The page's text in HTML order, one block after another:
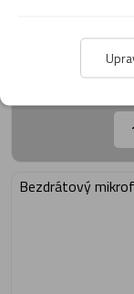
Bezdrátový